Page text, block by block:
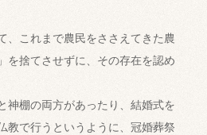
、これまで農民をささえてきた農
を捨てさせずに、その存在を認め
神棚の両方があったり、結婚式を
教で行うというように、冠婚葬祭